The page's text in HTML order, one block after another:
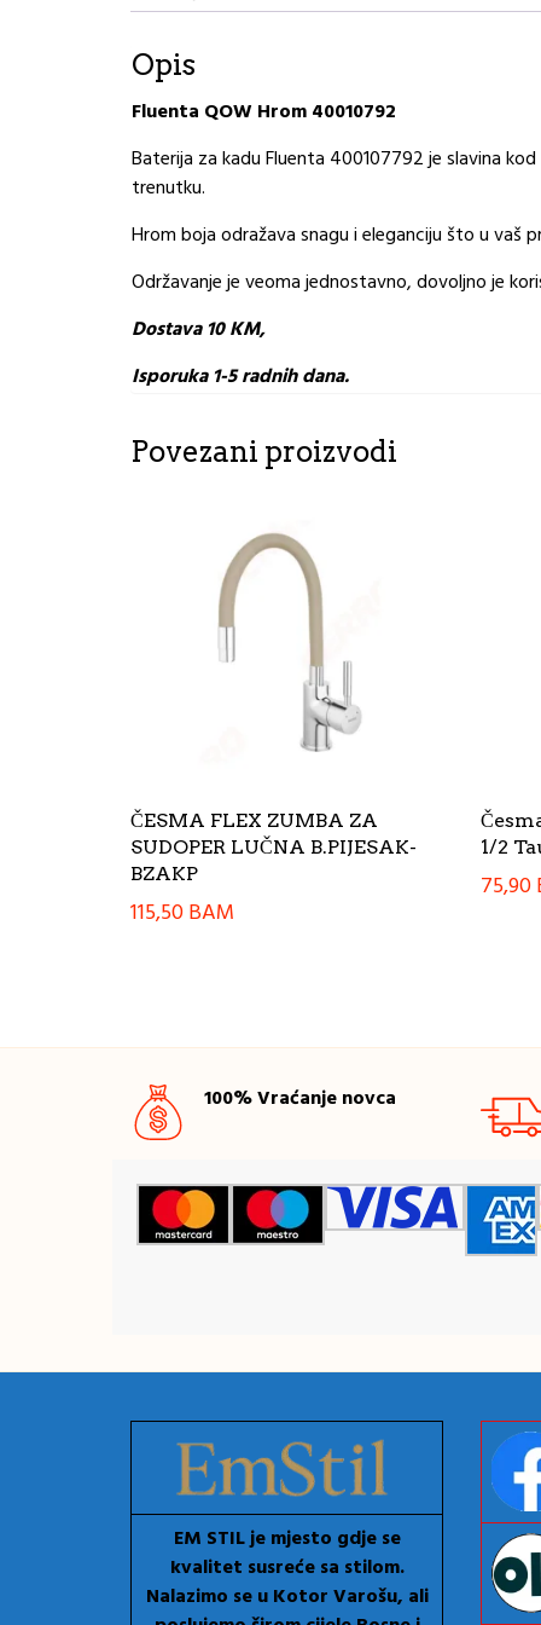
Opis
Fluenta QOW Hrom 40010792
Baterija za kadu Fluenta 400107792 je slavina
trenutku.
Hrom boja odražava snagu i eleganciju što u vaš
Održavanje je veoma jednostavno, dovoljno je
Dostava 10 KM,
Isporuka 1-5 radnih dana.
Povezani proizvodi
ČESMA FLEX ZUMBA ZA
SUDOPER LUČNA B.PIJESAK-
BZAKP
115,50BAM
1/2
75,90
100% Vraćanje novca
EM STIL je mjesto gdje se
kvalitet susreće sa stilom.
Nalazimo se u Kotor Varošu, ali